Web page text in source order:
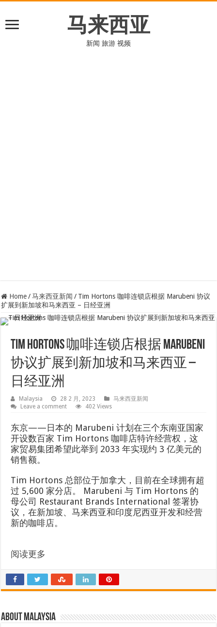
马来西亚
新闻 旅游 视频
Home / 马来西亚新闻 / Tim Hortons 咖啡连锁店根据 Marubeni 协议
扩展到新加坡和马来西亚 – 日经亚洲
Tim Hortons 咖啡连锁店根据 Marubeni
协议扩展到新加坡和马来西亚 –
日经亚洲
Malaysia 28 2 月, 2023
马来西亚新闻
Leave a comment
402 Views
东京——日本的 Marubeni 计划在三个东南亚国家
开设数百家 Tim Hortons 咖啡店特许经营权，这
家贸易集团希望此举到 2033 年实现约 3 亿美元的
销售额。
Tim Hortons 总部位于加拿大，目前在全球拥有超
过 5,600 家分店。 Marubeni 与 Tim Hortons 的
母公司 Restaurant Brands International 签署协
议，在新加坡、马来西亚和印度尼西亚开发和经营
新的咖啡店。
阅读更多
About Malaysia